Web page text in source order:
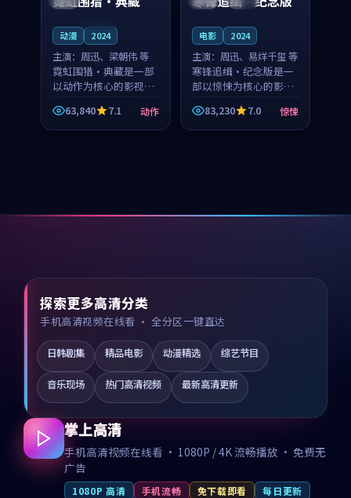
动漫 2024
主演： 周迅、梁朝伟 等
霓虹围猎·典藏是一部
以动作为核心的影视作
品，围绕危机、反转与
人物成长展开，整体节
奏紧凑，值得推荐观
63,840 7.1 动作
电影 2024
主演： 周迅、易烊千玺 等
寒锋追缉·纪念版是一
部以惊悚为核心的影视
作品，围绕危机、反转
与人物成长展开，整体
节奏紧凑，值得推荐观
83,230 7.0 惊悚
探索更多高清分类
手机高清视频在线看 · 全分区一键直达
日韩剧集 精品电影 动漫精选 综艺节目
音乐现场 热门高清视频 最新高清更新
掌上高清
手机高清视频在线看 · 1080P / 4K 流畅播放 · 免费无
广告
1080P 高清 手机流畅 免下载即看 每日更新